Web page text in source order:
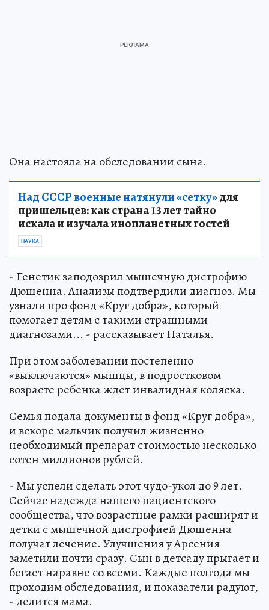
Она настояла на обследовании сына.
Над СССР военные натянули «сетку»для
пришельцев: как страна 13 лет тайно
искала и изучала инопланетных гостей
НАУКА
- Генетик заподозрил мышечную дистрофию
Дюшенна. Анализы подтвердили диагноз. Мы
узнали про фонд «Круг добра», который
помогает детям с такими страшными
диагнозами... - рассказывает Наталья.
При этом заболевании постепенно
«выключаются» мышцы, в подростковом
возрасте ребенка ждет инвалидная коляска.
Семья подала документы в фонд «Круг добра»,
и вскоре мальчик получил жизненно
необходимый препарат стоимостью несколько
сотен миллионов рублей.
- Мы успели сделать этот чудо-укол до 9 лет.
Сейчас надежда нашего пациентского
сообщества, что возрастные рамки расширят и
детки с мышечной дистрофией Дюшенна
получат лечение. Улучшения у Арсения
заметили почти сразу. Сын в детсаду прыгает и
бегает наравне со всеми. Каждые полгода мы
проходим обследования, и показатели радуют,
- делится мама.